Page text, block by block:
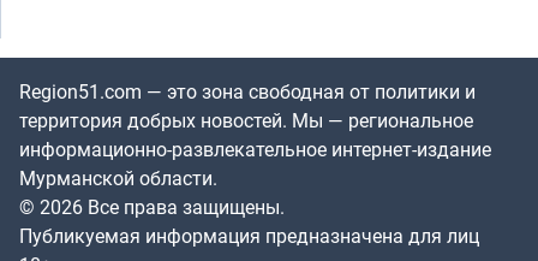
Region51.com — это зона свободная от политики и
территория добрых новостей. Мы — региональное
информационно-развлекательное интернет-издание
Мурманской области.
© 2026 Все права защищены.
Публикуемая информация предназначена для лиц